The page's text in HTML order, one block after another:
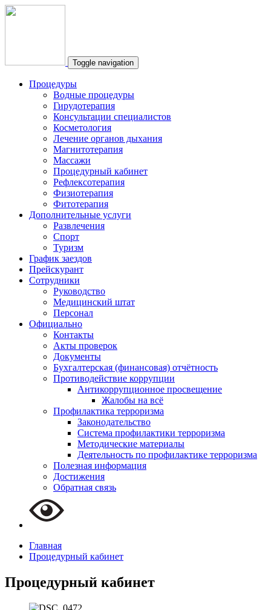
Toggle navigation
Процедуры
Водные процедуры
Гирудотерапия
Консультации специалистов
Косметология
Лечение органов дыхания
Магнитотерапия
Массажи
Процедурный кабинет
Рефлексотерапия
Физиотерапия
Фитотерапия
Дополнительные услуги
Развлечения
Спорт
Туризм
График заездов
Прейскурант
Сотрудники
Руководство
Медицинский штат
Персонал
Официально
Контакты
Акты проверок
Документы
Бухгалтерская (финансовая) отчётность
Противодействие коррупции
Антикоррупционное просвещение
Жалобы на всё
Профилактика терроризма
Законодательство
Система профилактики терроризма
Методические материалы
Деятельность по профилактике терроризма
Полезная информация
Достижения
Обратная связь
Главная
Процедурный кабинет
Процедурный кабинет